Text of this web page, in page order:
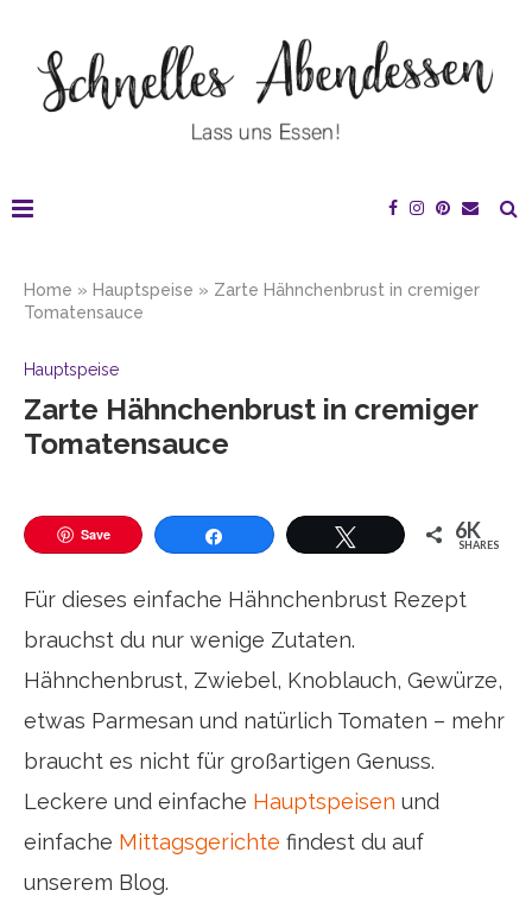
Home » Hauptspeise » Zarte Hähnchenbrust in cremiger
Tomatensauce
Hauptspeise
Zarte Hähnchenbrust in cremiger
Tomatensauce
Save 6K
SHARES
Für dieses einfache Hähnchenbrust Rezept
brauchst du nur wenige Zutaten.
Hähnchenbrust, Zwiebel, Knoblauch, Gewürze,
etwas Parmesan und natürlich Tomaten – mehr
braucht es nicht für großartigen Genuss.
Leckere und einfache Hauptspeisen und
einfache Mittagsgerichte findest du auf
unserem Blog.